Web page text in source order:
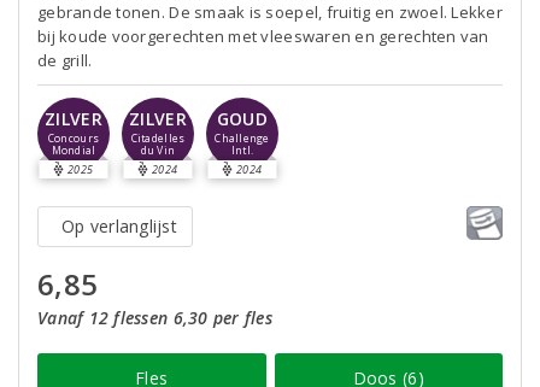
gebrande tonen. De smaak is soepel, fruitig en zwoel. Lekker
bij koude voorgerechten met vleeswaren en gerechten van
de grill.
ZILVER
Concours
Mondial
2025
ZILVER
Citadelles
du Vin
2024
GOUD
Challenge
Intl.
2024
Op verlanglijst
6,85
Vanaf 12 flessen 6,30 per fles
Fles Doos (6)